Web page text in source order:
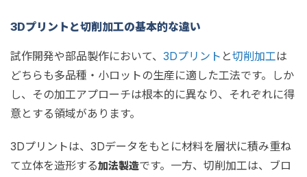
3Dプリントと切削加工の基本的な違い
試作開発や部品製作において、 3Dプリント と切削加工は
どちらも多品種・小ロットの生産に適した工法です。しか
し、その加工アプローチは根本的に異なり、それぞれに得
意とする領域があります。
3Dプリントは、3Dデータをもとに材料を層状に積み重ね
て立体を造形する加法製造です。一方、切削加工は、ブロ